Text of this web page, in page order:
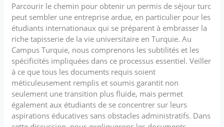
Parcourir le chemin pour obtenir un permis de séjour turc
peut sembler une entreprise ardue, en particulier pour les
étudiants internationaux qui se préparent à embrasser la
riche tapisserie de la vie universitaire en Turquie. Au
Campus Turquie, nous comprenons les subtilités et les
spécificités impliquées dans ce processus essentiel. Veiller
à ce que tous les documents requis soient
méticuleusement remplis et soumis garantit non
seulement une transition plus fluide, mais permet
également aux étudiants de se concentrer sur leurs
aspirations éducatives sans obstacles administratifs. Dans